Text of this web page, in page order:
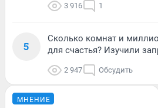
3 916 1
5
Сколько комнат и
для счастья? Изучили
2 947 Обсудить
МНЕНИЕ